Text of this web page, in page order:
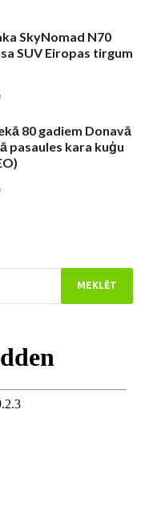
SkyNomad N70
SUV Eiropas tirgum
80 gadiem Donavā
pasaules kara kuģu